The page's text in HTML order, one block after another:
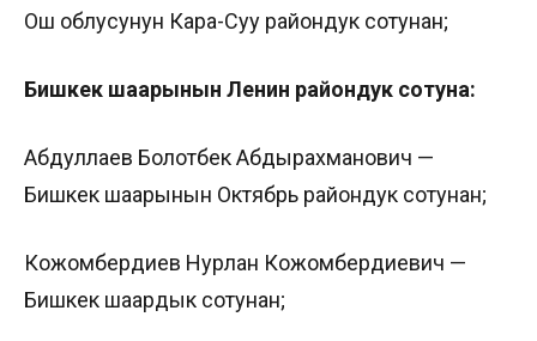
Ош облусунун Кара-Суу райондук сотунан;
Бишкек шаарынын Ленин райондук сотуна:
Абдуллаев Болотбек Абдырахманович —
Бишкек шаарынын Октябрь райондук сотунан;
Кожомбердиев Нурлан Кожомбердиевич —
Бишкек шаардык сотунан;